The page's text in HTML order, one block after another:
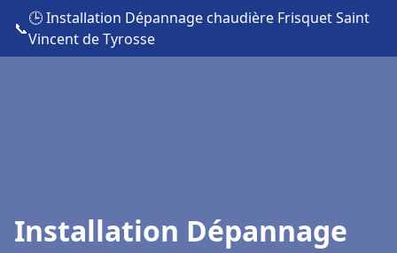
📞
🕒 Installation Dépannage chaudière Frisquet Saint
Vincent de Tyrosse
Installation Dépannage